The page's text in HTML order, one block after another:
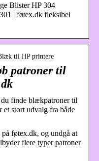
Blister HP 304
| føtex.dk fleksibel
til HP printere
patroner til
finde blækpatroner til
stort udvalg fra både
føtex.dk, og undgå at
flere typer patroner